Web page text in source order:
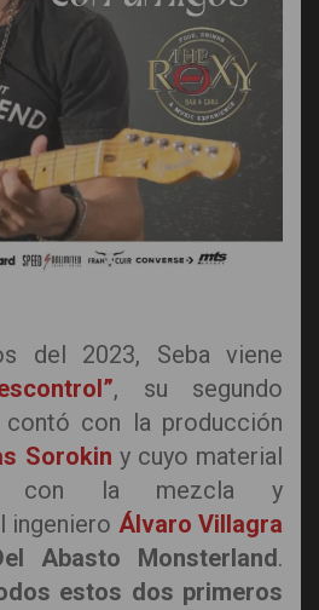
del 2023, Seba viene
, su segundo
con la producción
Sorokin y cuyo material
con la mezcla y
ingeniero Álvaro Villagra
Abasto Monsterland.
estos dos primeros